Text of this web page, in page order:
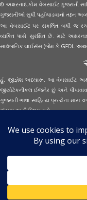
© અક્ષરનાદ.કોમ વેબસાઈટ ગુજરાતી
ગુજરાતીઓ સુધી પહોંચાડવાનો તદ્દન
આ વેબસાઈટ પર સંકલિત બધી જ
વ્યક્તિ પાસે સુરક્ષિત છે. માટે
સાર્વજનિક લાઈસંસ (જેમ કે GFDL
હું, જીજ્ઞેશ અધ્યારૂ, આ વેબસાઈટ
જીયોટેકનીકલ ઈજનેર છું અને પીપાવાવ
ગુજરાતી ભાષા સાહિત્ય પ્રત્યેના
વાંચવાઅહીં ક્લિક કરો...
·